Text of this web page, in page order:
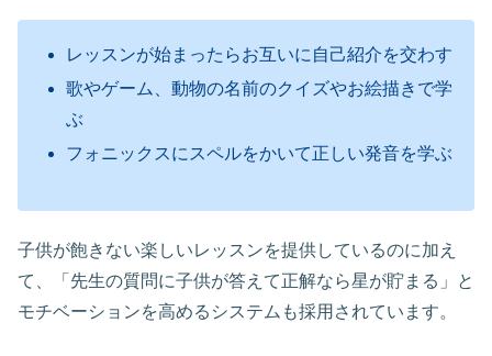
レッスンが始まったらお互いに自己紹介を交わす
歌やゲーム、動物の名前のクイズやお絵描きで学
ぶ
フォニックスにスペルをかいて正しい発音を学ぶ
子供が飽きない楽しいレッスンを提供しているのに加え
て、「先生の質問に子供が答えて正解なら星が貯まる」と
モチベーションを高めるシステムも採用されています。